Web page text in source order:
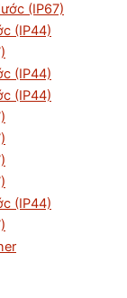
(IP67)
(IP44)
(IP44)
(IP44)
(IP44)